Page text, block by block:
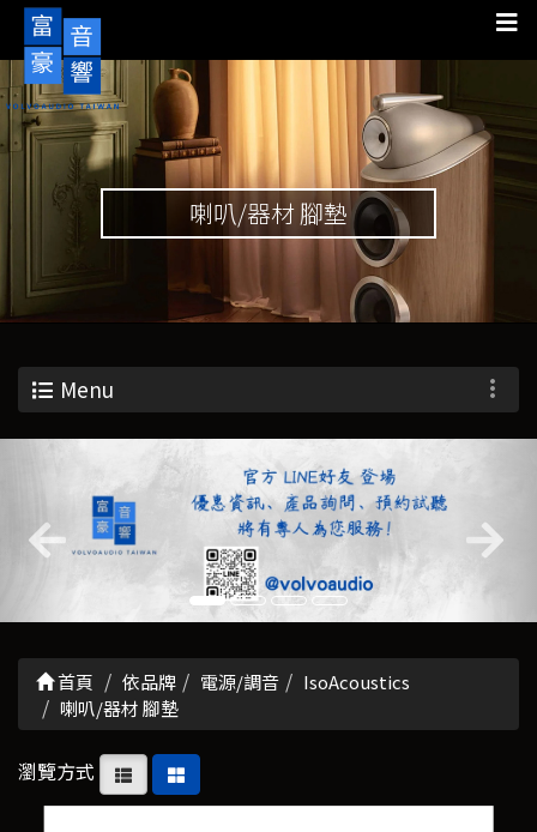
喇叭/器材 腳墊
Menu
首頁 依品牌 電源/調音
IsoAcoustics
喇叭/器材 腳墊
瀏覽方式